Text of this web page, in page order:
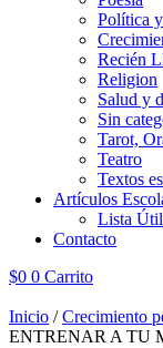
Política
Recién
Religion
Salud y
Sin
Tarot,
Teatro
Textos
Artículos
Lista
Contacto
$0 0 Carrito
Inicio /Crecimiento
ENTRENAR A TU